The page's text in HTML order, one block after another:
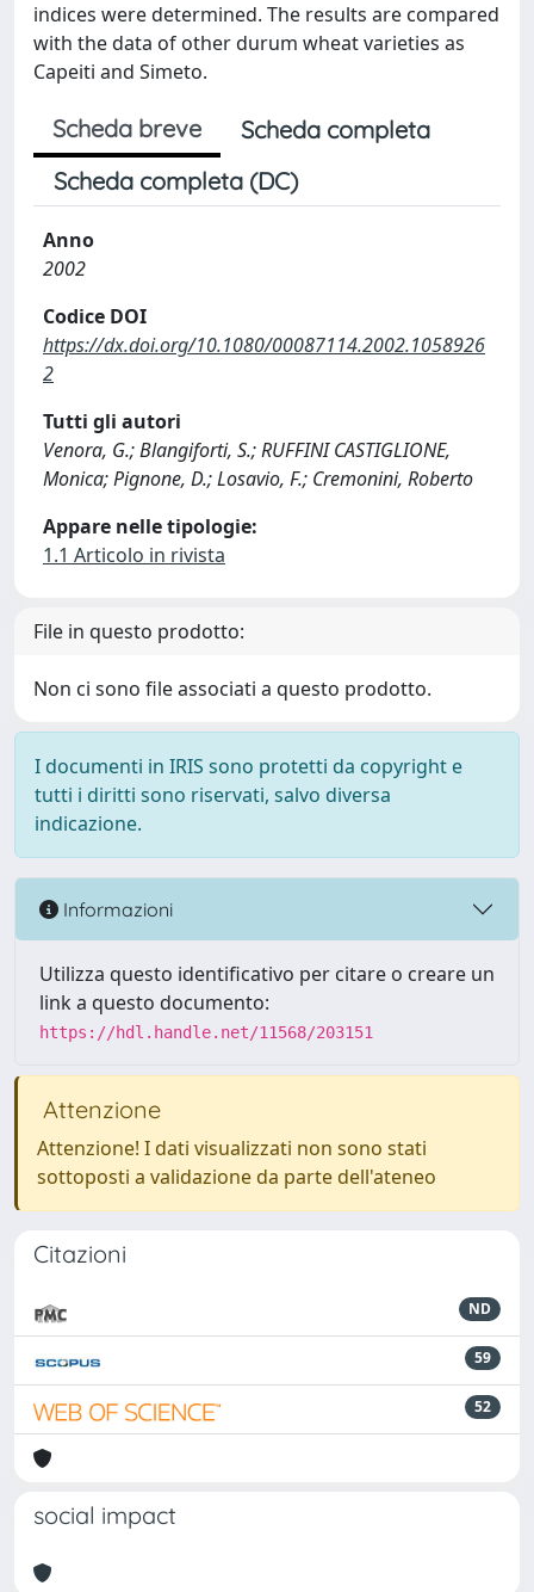
indices were determined. The results are compared
with the data of other durum wheat varieties as
Capeiti and Simeto.
Scheda breve
Scheda completa
Scheda completa (DC)
Anno
2002
Codice DOI
https://dx.doi.org/10.1080/00087114.2002.1058926
2
Tutti gli autori
Venora, G.; Blangiforti, S.; RUFFINI CASTIGLIONE,
Monica; Pignone, D.; Losavio, F.; Cremonini, Roberto
Appare nelle tipologie:
1.1 Articolo in rivista
File in questo prodotto:
Non ci sono file associati a questo prodotto.
I documenti in IRIS sono protetti da copyright e
tutti i diritti sono riservati, salvo diversa
indicazione.
Informazioni
Utilizza questo identificativo per citare o creare un
link a questo documento:
https://hdl.handle.net/11568/203151
Attenzione
Attenzione! I dati visualizzati non sono stati
sottoposti a validazione da parte dell'ateneo
Citazioni
ND
59
52
social impact